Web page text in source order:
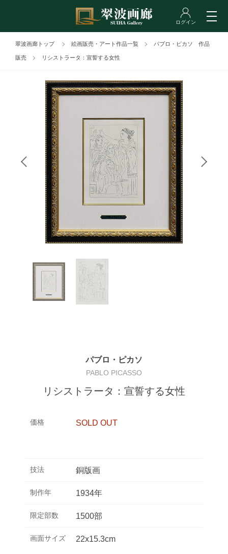
翠波画廊トップ 絵画販売・アート作品一覧 パブロ・ピカソ 作品
販売 リシストラータ：宣誓する女性
パブロ・ピカソ
PABLO PICASSO
リシストラータ：宣誓する女性
価格 SOLD OUT
技法 銅版画
制作年 1934年
限定部数 1500部
画面サイズ 22x15.3cm